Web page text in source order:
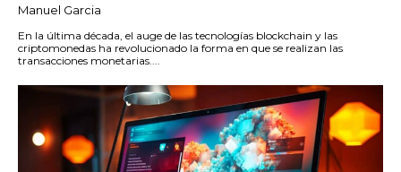
Manuel Garcia
En la última década, el auge de las tecnologías blockchain y las
criptomonedas ha revolucionado la forma en que se realizan las
transacciones monetarias....